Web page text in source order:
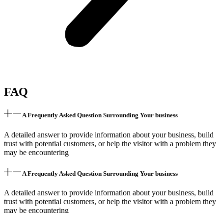
FAQ
A Frequently Asked Question Surrounding Your business
A detailed answer to provide information about your business, build
trust with potential customers, or help the visitor with a problem they
may be encountering
A Frequently Asked Question Surrounding Your business
A detailed answer to provide information about your business, build
trust with potential customers, or help the visitor with a problem they
may be encountering